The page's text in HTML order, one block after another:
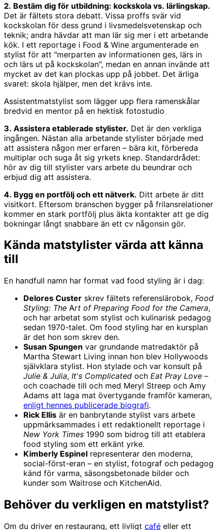
2. Bestäm dig för utbildning: kockskola vs. lärlingskap.
Det är fältets stora debatt. Vissa proffs svär vid
kockskolan för dess grund i livsmedelsvetenskap och
teknik; andra hävdar att man lär sig mer i ett arbetande
kök. I ett reportage i Food & Wine argumenterade en
stylist för att "merparten av informationen ges, lärs in
och lärs ut på kockskolan", medan en annan invände att
mycket av det kan plockas upp på jobbet. Det ärliga
svaret: skola hjälper, men det krävs inte.
Assistentmatstylist som lägger upp flera ramenskålar
bredvid en mentor på en hektisk fotostudio
3. Assistera etablerade stylister. Det är den verkliga
ingången. Nästan alla arbetande stylister började med
att assistera någon mer erfaren – bära kit, förbereda
multiplar och suga åt sig yrkets knep. Standardrådet:
hör av dig till stylister vars arbete du beundrar och
erbjud dig att assistera.
4. Bygg en portfölj och ett nätverk. Ditt arbete är ditt
visitkort. Eftersom branschen bygger på frilansrelationer
kommer en stark portfölj plus äkta kontakter att ge dig
bokningar långt snabbare än ett cv någonsin gör.
Kända matstylister värda att känna
till
En handfull namn har format vad food styling är i dag:
Delores Custer skrev fältets referenslärobok, Food
Styling: The Art of Preparing Food for the Camera,
och har arbetat som stylist och kulinarisk pedagog
sedan 1970-talet. Om food styling har en kursplan
är det hon som skrev den.
Susan Spungen var grundande matredaktör på
Martha Stewart Living innan hon blev Hollywoods
självklara stylist. Hon stylade och var konsult på
Julie & Julia, It's Complicated och Eat Pray Love –
och coachade till och med Meryl Streep och Amy
Adams att laga mat övertygande framför kameran,
enligt hennes publicerade biografi.
Rick Ellis är en banbrytande stylist vars arbete
uppmärksammades i ett redaktionellt reportage i
New York Times 1990 som bidrog till att etablera
food styling som ett erkänt yrke.
Kimberly Espinel representerar den moderna,
social-först-eran – en stylist, fotograf och pedagog
känd för varma, säsongsbetonade bilder och
kunder som Waitrose och KitchenAid.
Behöver du verkligen en matstylist?
Om du driver en restaurang, ett livligt café eller ett